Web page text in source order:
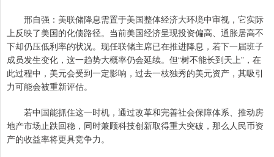
邢自强：美联储降息需置于美国整体经济大环境中审视，它实际
上反映了美国的化债路径。当前美国经济呈现投资偏高、通胀居高不
下却仍压低利率的状况。现任联储主席已在推进降息，若下一届班子
成员发生变化，这一趋势大概率仍会延续。但“树不能长到天上”，在
此过程中，美元会受到一定影响，过去一枝独秀的美元资产，其吸引
力可能会被重新评估。
若中国能抓住这一时机，通过改革和完善社会保障体系、推动房
地产市场止跌回稳，同时兼顾科技创新取得重大突破，那么人民币资
产的收益率将更具竞争力。